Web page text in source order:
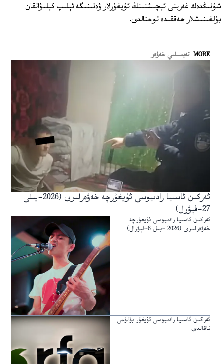
شۇنىڭدەك غەربنى ئېچىشنىنڭ ئۇيغۇرلار ۋەتىنىگە ئېلىپ كېلىۋاتقان
بۇلغىنىشلار ھەققىدە توختالدى.
MORE تەپسىلىي خەۋەر
ئەركىن ئاسىيا رادىيوسى ئۇيغۇرچە خەۋەرلىرى (2026-يىلى
27-فېۋرال)
ئەركىن ئاسىيا رادىيوسى ئۇيغۇرچە
خەۋەرلىرى (2026 -يىل 6-فېۋرال)
ئەركىن ئاسىيا رادىيوسى ئۇيغۇر بۆلۈمى
تاقالدى